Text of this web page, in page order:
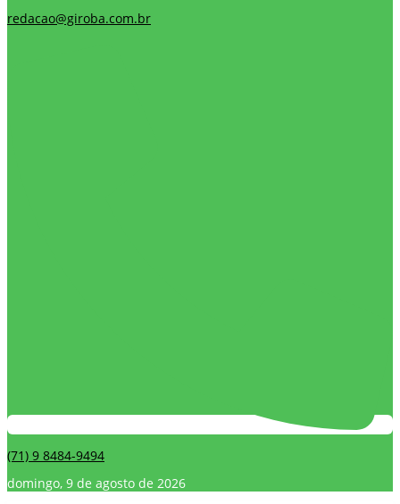
redacao@giroba.com.br
(71) 9 8484-9494
domingo, 9 de agosto de 2026